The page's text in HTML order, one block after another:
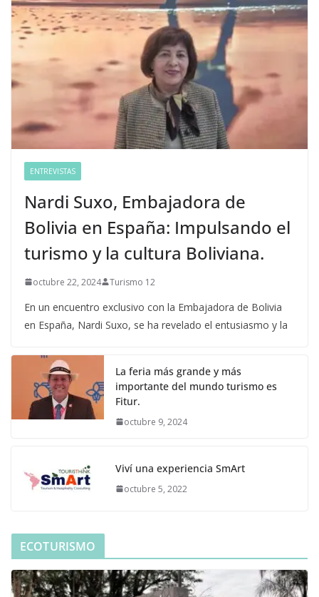
ENTREVISTAS
Nardi Suxo, Embajadora de
Bolivia en España: Impulsando el
turismo y la cultura Boliviana.
octubre 22, 2024 Turismo 12
En un encuentro exclusivo con la Embajadora de Bolivia
en España, Nardi Suxo, se ha revelado el entusiasmo y la
La feria más grande y más
importante del mundo turismo es
Fitur.
octubre 9, 2024
Viví una experiencia SmArt
octubre 5, 2022
ECOTURISMO